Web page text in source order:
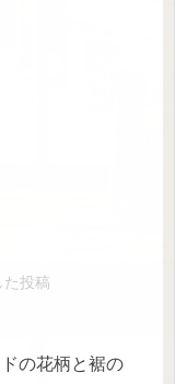
投稿
の花柄と裾の